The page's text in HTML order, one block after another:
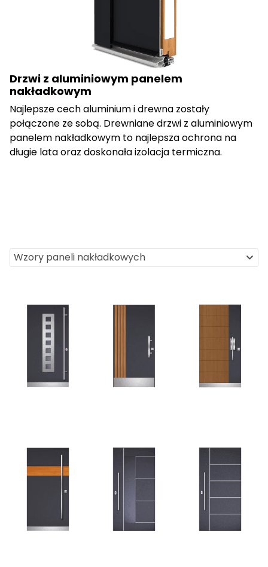
Drzwi z aluminiowym panelem
nakładkowym
Najlepsze cech aluminium i drewna zostały
połączone ze sobą. Drewniane drzwi z aluminiowym
panelem nakładkowym to najlepsza ochrona na
długie lata oraz doskonała izolacja termiczna.
Wzory paneli nakładkowych